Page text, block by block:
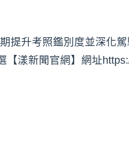
提升考照鑑別度並深化
漾新聞官網】網址